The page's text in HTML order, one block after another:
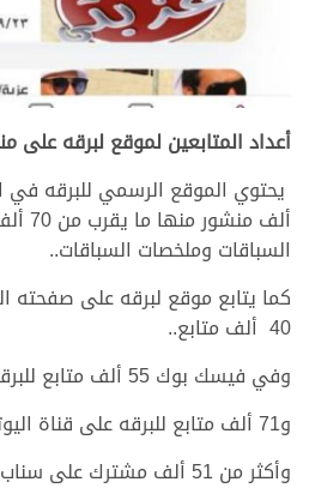
أعداد المتابعين لموقع لبرقهعلى
ألف
السباقات وملخصات السباقات..
كما يتابع موقع لبرقه على صفحته
40 ألف متابع..
وفي فيسك بوك 55 ألف متابع للبرقه..
و71 ألف متابع للبرقه على قناة اليوتيوب ..
وأكثر من 51 ألف مشترك على سناب شات..